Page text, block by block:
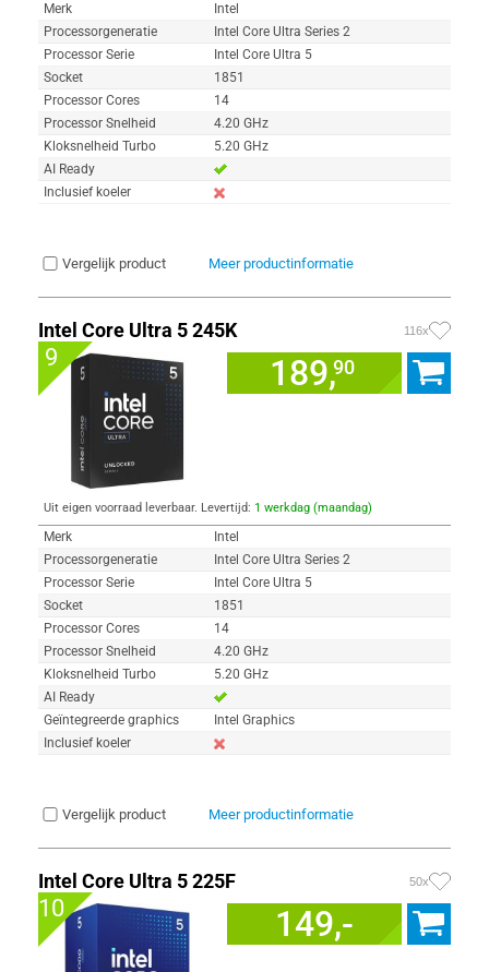
Merk
Intel
Processorgeneratie
Intel Core Ultra Series 2
Processor Serie
Intel Core Ultra 5
Socket
1851
Processor Cores
14
Processor Snelheid
4.20 GHz
Kloksnelheid Turbo
5.20 GHz
AI Ready
Inclusief koeler
Vergelijk product Meer productinformatie
Intel Core Ultra 5 245K 116x
9 189,90
Uit eigen voorraad leverbaar. Levertijd: 1 werkdag (maandag)
Merk
Intel
Processorgeneratie
Intel Core Ultra Series 2
Processor Serie
Intel Core Ultra 5
Socket
1851
Processor Cores
14
Processor Snelheid
4.20 GHz
Kloksnelheid Turbo
5.20 GHz
AI Ready
Geïntegreerde graphics
Intel Graphics
Inclusief koeler
Vergelijk product Meer productinformatie
Intel Core Ultra 5 225F 50x
10 149,-